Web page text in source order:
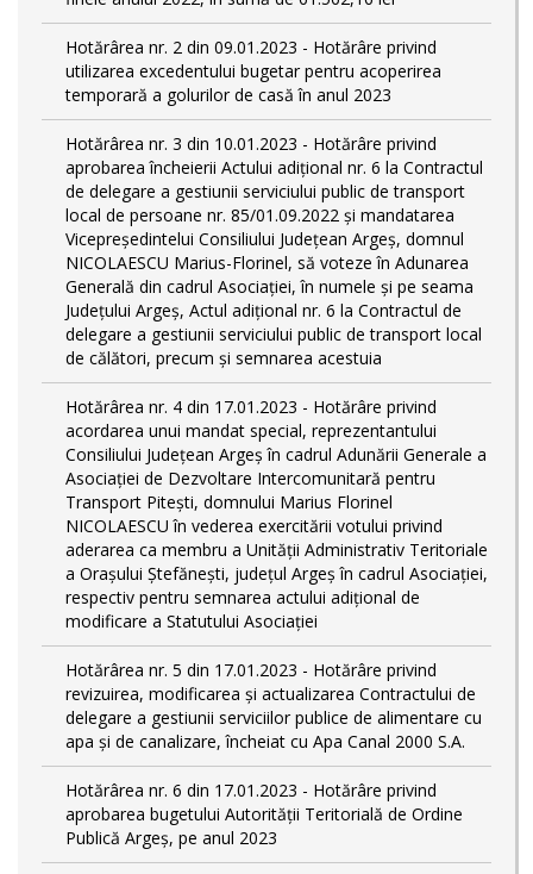
Hotărârea nr. 2 din 09.01.2023 - Hotărâre privind
utilizarea excedentului bugetar pentru acoperirea
temporară a golurilor de casă în anul 2023
Hotărârea nr. 3 din 10.01.2023 - Hotărâre privind
aprobarea încheierii Actului adițional nr. 6 la Contractul
de delegare a gestiunii serviciului public de transport
local de persoane nr. 85/01.09.2022 și mandatarea
Vicepreședintelui Consiliului Județean Argeș, domnul
NICOLAESCU Marius-Florinel, să voteze în Adunarea
Generală din cadrul Asociației, în numele și pe seama
Județului Argeș, Actul adițional nr. 6 la Contractul de
delegare a gestiunii serviciului public de transport local
de călători, precum și semnarea acestuia
Hotărârea nr. 4 din 17.01.2023 - Hotărâre privind
acordarea unui mandat special, reprezentantului
Consiliului Județean Argeș în cadrul Adunării Generale a
Asociației de Dezvoltare Intercomunitară pentru
Transport Pitești, domnului Marius Florinel
NICOLAESCU în vederea exercitării votului privind
aderarea ca membru a Unității Administrativ Teritoriale
a Orașului Ștefănești, județul Argeș în cadrul Asociației,
respectiv pentru semnarea actului adițional de
modificare a Statutului Asociației
Hotărârea nr. 5 din 17.01.2023 - Hotărâre privind
revizuirea, modificarea și actualizarea Contractului de
delegare a gestiunii serviciilor publice de alimentare cu
apa și de canalizare, încheiat cu Apa Canal 2000 S.A.
Hotărârea nr. 6 din 17.01.2023 - Hotărâre privind
aprobarea bugetului Autorității Teritorială de Ordine
Publică Argeș, pe anul 2023